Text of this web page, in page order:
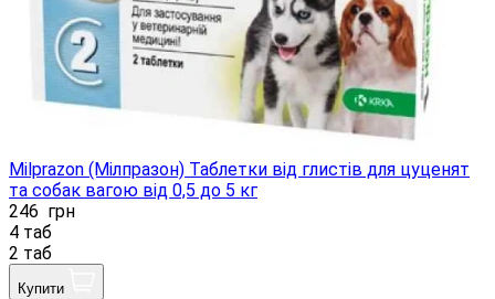
Milprazon (Мілпразон) Таблетки від глистів для цуценят
та собак вагою від 0,5 до 5 кг
246 грн
4 таб
2 таб
Купити